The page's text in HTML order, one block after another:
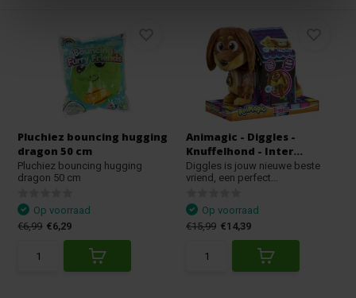
Pluchiez bouncing hugging
dragon 50 cm
Pluchiez bouncing hugging
dragon 50 cm
Op voorraad
€6,99 €6,29
Animagic - Diggles -
Knuffelhond - Inter...
Diggles is jouw nieuwe beste
vriend, een perfect...
Op voorraad
€15,99 €14,39